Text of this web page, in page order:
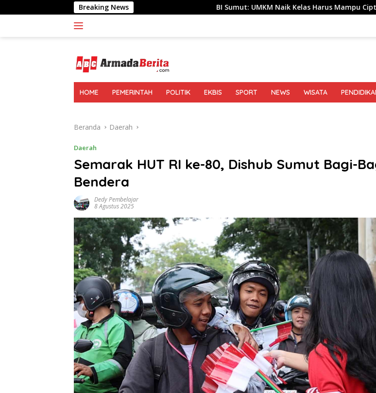
ke
Breaking News BI Sumut: UMKM Naik Kelas Harus Mampu Ciptakan Nilai
HOME PEMERINTAH POLITIK EKBIS SPORT NEWS WISATA
Beranda Daerah
Daerah
Semarak HUT RI ke-80, Dishub Sumut Bagi-
Bendera
Dedy Pembelajar
8 Agustus 2025